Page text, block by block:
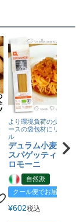
より環境負荷の少ない紙
ースの袋包材にリニュー
ル
デュラム小麦 有
スパゲッティ／ジ
ロモーニ
自然派
クール便でお届け
¥602税込